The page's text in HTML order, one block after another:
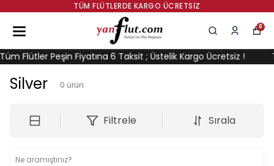
TÜM FLÜTLERDE KARGO ÜCRETSIZ
0
Flütler Peşin Fiyatına 6 Taksit ; Üstelik Kargo Ücretsiz !
Silver 0 ürün
Filtrele Sırala